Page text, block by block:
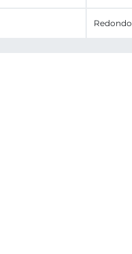
Redondo